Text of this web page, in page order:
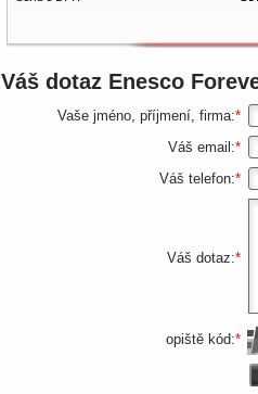
Váš dotaz Enesco
Vaše jméno, příjmení, firma:*
Váš email:*
Váš telefon:*
Váš dotaz:*
opiště kód:*